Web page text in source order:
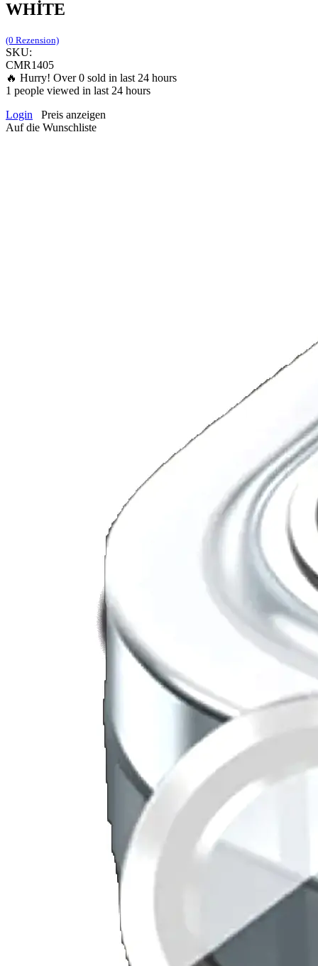
WHİTE
(0 Rezension)
SKU:
CMR1405
🔥 Hurry! Over0 sold in last 24 hours
1 people viewed in last 24 hours
Login
Preis anzeigen
Auf die Wunschliste